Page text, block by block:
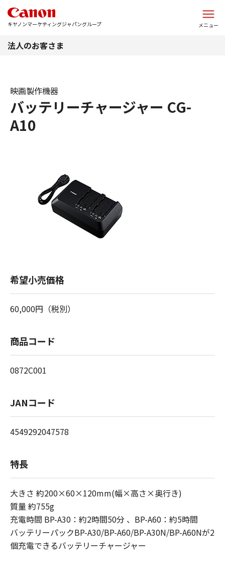
キヤノンマーケティングジャパングループ メニュー
法人のお客さま
バッテリーチャージャー CG-
A10
映画製作機器
希望小売価格
60,000円（税別）
商品コード
0872C001
JANコード
4549292047578
特長
大きさ 約200×60×120mm(幅×高さ×奥行き)
質量 約755g
充電時間 BP-A30：約2時間50分 、BP-A60：約5時間
バッテリーパックBP-A30/BP-A60/BP-A30N/BP-A60Nが2
個充電できるバッテリーチャージャー